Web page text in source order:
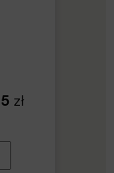
5 zł